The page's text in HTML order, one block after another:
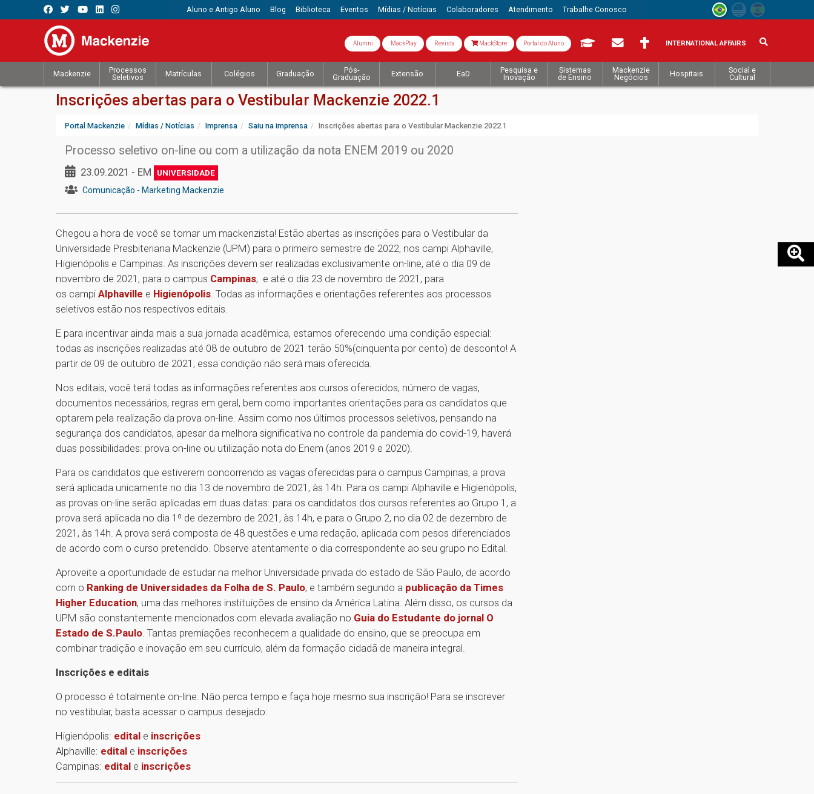
Aluno e Antigo Aluno Blog Biblioteca Eventos Mídias / Notícias Colaboradores Atendimento Trabalhe Conosco
Alumni MackPlay Revista MackStore Portal do Aluno INTERNATIONAL AFFAIRS
Mackenzie
Processos
Seletivos
Matrículas Colégios Graduação
Pós-
Graduação
Extensão EaD
Pesquisa e
Inovação
Sistemas
de Ensino
Mackenzie
Negócios
Hospitais
Social e
Cultural
Inscrições abertas para o Vestibular Mackenzie 2022.1
Portal Mackenzie Mídias / Notícias Imprensa Saiu na imprensa Inscrições abertas para o Vestibular Mackenzie 2022.1
Processo seletivo on-line ou com a utilização da nota ENEM 2019 ou 2020
23.09.2021 - EM UNIVERSIDADE
Comunicação - Marketing Mackenzie
Chegou a hora de você se tornar um mackenzista! Estão abertas as inscrições para o Vestibular da
Universidade Presbiteriana Mackenzie (UPM) para o primeiro semestre de 2022, nos campi Alphaville,
Higienópolis e Campinas. As inscrições devem ser realizadas exclusivamente on-line, até o dia 09 de
novembro de 2021, para o campus Campinas, e até o dia 23 de novembro de 2021, para
os campi Alphaville e Higienópolis. Todas as informações e orientações referentes aos processos
seletivos estão nos respectivos editais.
E para incentivar ainda mais a sua jornada acadêmica, estamos oferecendo uma condição especial:
todas as inscrições realizadas até 08 de outubro de 2021 terão 50%(cinquenta por cento) de desconto! A
partir de 09 de outubro de 2021, essa condição não será mais oferecida.
Nos editais, você terá todas as informações referentes aos cursos oferecidos, número de vagas,
documentos necessários, regras em geral, bem como importantes orientações para os candidatos que
optarem pela realização da prova on-line. Assim como nos últimos processos seletivos, pensando na
segurança dos candidatos, apesar da melhora significativa no controle da pandemia do covid-19, haverá
duas possibilidades: prova on-line ou utilização nota do Enem (anos 2019 e 2020).
Para os candidatos que estiverem concorrendo as vagas oferecidas para o campus Campinas, a prova
será aplicada unicamente no dia 13 de novembro de 2021, às 14h. Para os campi Alphaville e Higienópolis,
as provas on-line serão aplicadas em duas datas: para os candidatos dos cursos referentes ao Grupo 1, a
prova será aplicada no dia 1º de dezembro de 2021, às 14h, e para o Grupo 2, no dia 02 de dezembro de
2021, às 14h. A prova será composta de 48 questões e uma redação, aplicada com pesos diferenciados
de acordo com o curso pretendido. Observe atentamente o dia correspondente ao seu grupo no Edital.
Aproveite a oportunidade de estudar na melhor Universidade privada do estado de São Paulo, de acordo
com o Ranking de Universidades da Folha de S. Paulo, e também segundo a publicação da Times
Higher Education, uma das melhores instituições de ensino da América Latina. Além disso, os cursos da
UPM são constantemente mencionados com elevada avaliação no Guia do Estudante do jornal O
Estado de S.Paulo. Tantas premiações reconhecem a qualidade do ensino, que se preocupa em
combinar tradição e inovação em seu currículo, além da formação cidadã de maneira integral.
Inscrições e editais
O processo é totalmente on-line. Não perca tempo e faça hoje mesmo sua inscrição! Para se inscrever
no vestibular, basta acessar o campus desejado:
Higienópolis: edital e inscrições
Alphaville: edital e inscrições
Campinas: edital e inscrições